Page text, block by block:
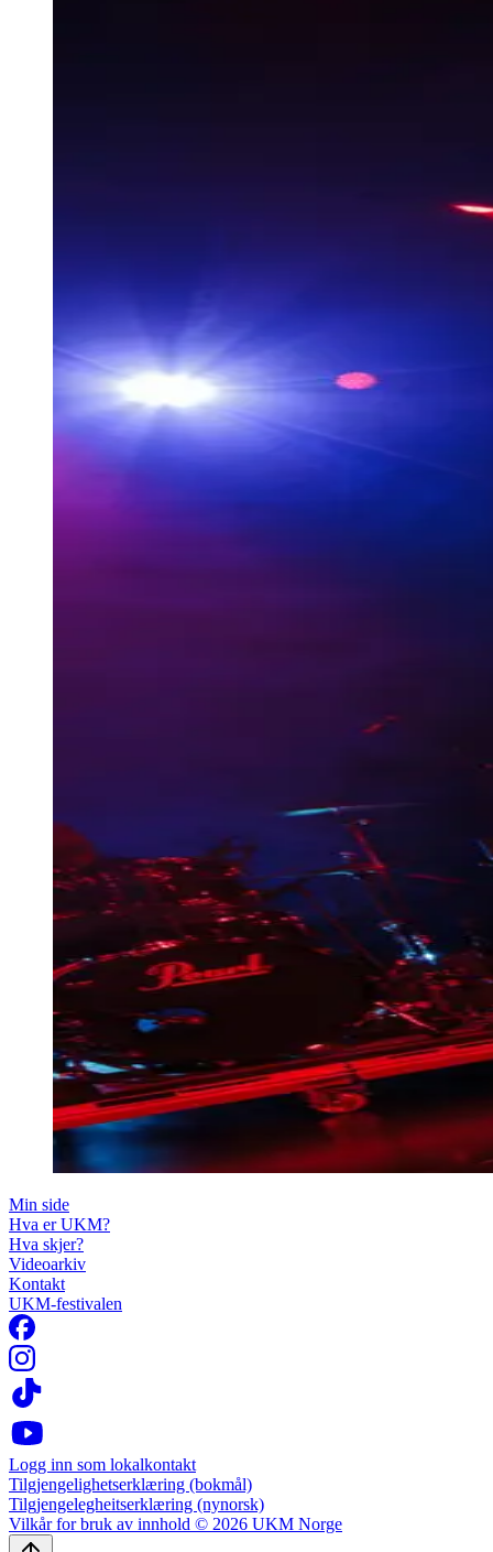
Min side
Hva er UKM?
Hva skjer?
Videoarkiv
Kontakt
UKM-festivalen
Logg inn som lokalkontakt
Tilgjengelighetserklæring (bokmål)
Tilgjengelegheitserklæring (nynorsk)
Vilkår for bruk av innhold © 2026 UKM Norge